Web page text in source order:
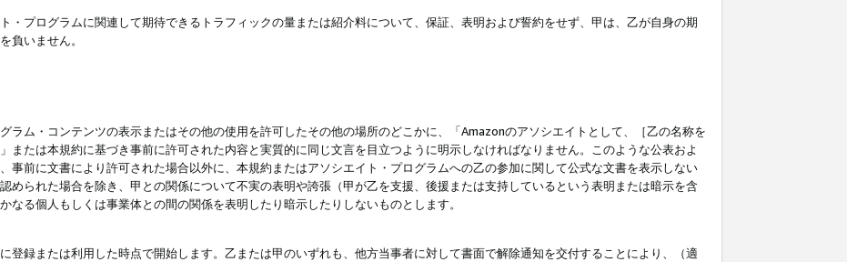
・プログラムに関連して期待できるトラフィックの量または紹介料について、保証、表明および誓約をせず、甲は、乙が自身の期
負いません。
ラム・コンテンツの表示またはその他の使用を許可したその他の場所のどこかに、「Amazonのアソシエイトとして、［乙の名称を
または本規約に基づき事前に許可された内容と実質的に同じ文言を目立つように明示しなければなりません。このような公表およ
事前に文書により許可された場合以外に、本規約またはアソシエイト・プログラムへの乙の参加に関して公式な文書を表示しない
められた場合を除き、甲との関係について不実の表明や誇張（甲が乙を支援、後援または支持しているという表明または暗示を含
なる個人もしくは事業体との間の関係を表明したり暗示したりしないものとします。
登録または利用した時点で開始します。乙または甲のいずれも、他方当事者に対して書面で解除通知を交付することにより、（適